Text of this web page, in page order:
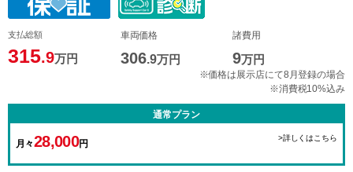
支払総額
315.9万円
車両価格
306.9万円
諸費用
9万円
※価格は展示店にて8月登録の場合
※消費税10%込み
通常プラン
月々28,000円
>詳しくはこちら